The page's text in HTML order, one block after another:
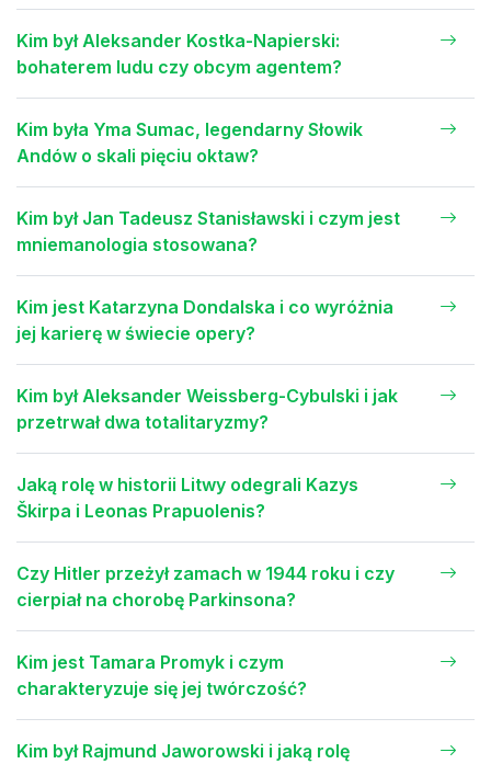
Kim był Aleksander Kostka-Napierski:
bohaterem ludu czy obcym agentem?
Kim była Yma Sumac, legendarny Słowik
Andów o skali pięciu oktaw?
Kim był Jan Tadeusz Stanisławski i czym jest
mniemanologia stosowana?
Kim jest Katarzyna Dondalska i co wyróżnia
jej karierę w świecie opery?
Kim był Aleksander Weissberg-Cybulski i jak
przetrwał dwa totalitaryzmy?
Jaką rolę w historii Litwy odegrali Kazys
Škirpa i Leonas Prapuolenis?
Czy Hitler przeżył zamach w 1944 roku i czy
cierpiał na chorobę Parkinsona?
Kim jest Tamara Promyk i czym
charakteryzuje się jej twórczość?
Kim był Rajmund Jaworowski i jaką rolę